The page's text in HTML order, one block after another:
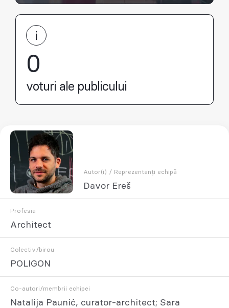
0
voturi ale publicului
Autor(i) / Reprezentanți echipă
Davor Ereš
Profesia
Architect
Colectiv/birou
POLIGON
Co-autori/membrii echipei
Natalija Paunić, curator-architect; Sara